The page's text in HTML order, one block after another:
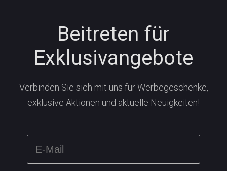
Beitreten für
Exklusivangebote
Verbinden Sie sich mit uns für Werbegeschenke,
exklusive Aktionen und aktuelle Neuigkeiten!